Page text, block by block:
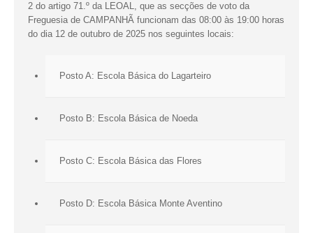
2 do artigo 71.º da LEOAL, que as secções de voto da
Freguesia de CAMPANHÃ funcionam das 08:00 às 19:00 horas
do dia 12 de outubro de 2025 nos seguintes locais:
Posto A: Escola Básica do Lagarteiro
Posto B: Escola Básica de Noeda
Posto C: Escola Básica das Flores
Posto D: Escola Básica Monte Aventino